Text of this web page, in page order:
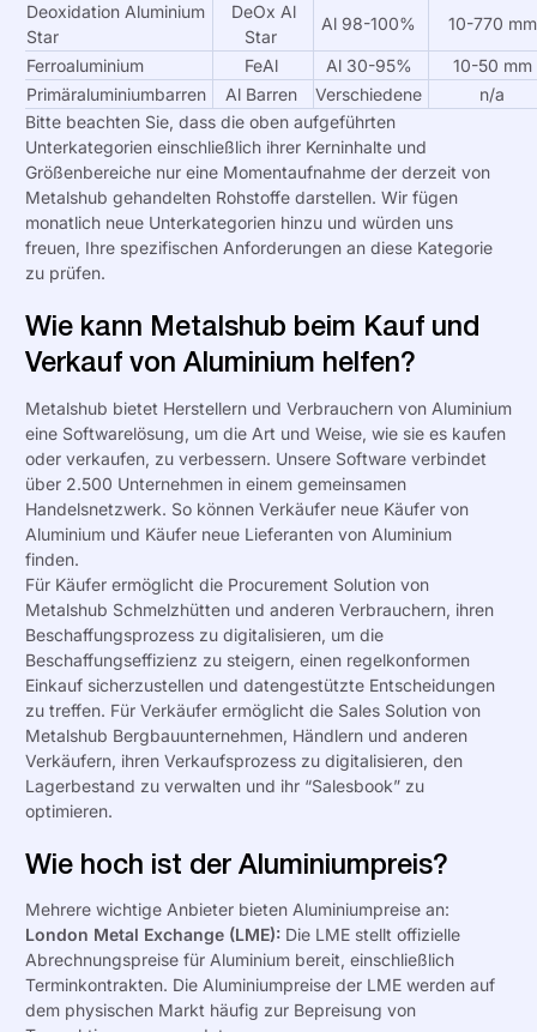
Deoxidation Aluminium
Star
DeOx Al
Star
Al 98-100% 10-770 mm
Ferroaluminium FeAl Al 30-95%
10-50 mm
Primäraluminiumbarren
Al Barren Verschiedene
n/a
Bitte beachten Sie, dass die oben aufgeführten
Unterkategorien einschließlich ihrer Kerninhalte und
Größenbereiche nur eine Momentaufnahme der derzeit von
Metalshub gehandelten Rohstoffe darstellen. Wir fügen
monatlich neue Unterkategorien hinzu und würden uns
freuen, Ihre spezifischen Anforderungen an diese Kategorie
zu prüfen.
Wie kann Metalshub beim Kauf und
Verkauf von Aluminium helfen?
Metalshub bietet Herstellern und Verbrauchern von Aluminium
eine Softwarelösung, um die Art und Weise, wie sie es kaufen
oder verkaufen, zu verbessern. Unsere Software verbindet
über 2.500 Unternehmen in einem gemeinsamen
Handelsnetzwerk. So können Verkäufer neue Käufer von
Aluminium und Käufer neue Lieferanten von Aluminium
finden.
Für Käufer ermöglicht die Procurement Solution von
Metalshub Schmelzhütten und anderen Verbrauchern, ihren
Beschaffungsprozess zu digitalisieren, um die
Beschaffungseffizienz zu steigern, einen regelkonformen
Einkauf sicherzustellen und datengestützte Entscheidungen
zu treffen. Für Verkäufer ermöglicht die Sales Solution von
Metalshub Bergbauunternehmen, Händlern und anderen
Verkäufern, ihren Verkaufsprozess zu digitalisieren, den
Lagerbestand zu verwalten und ihr “Salesbook” zu
optimieren.
Wie hoch ist der Aluminiumpreis?
Mehrere wichtige Anbieter bieten Aluminiumpreise an:
London Metal Exchange (LME): Die LME stellt offizielle
Abrechnungspreise für Aluminium bereit, einschließlich
Terminkontrakten. Die Aluminiumpreise der LME werden auf
dem physischen Markt häufig zur Bepreisung von